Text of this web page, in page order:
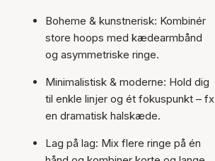
Boheme & kunstnerisk: Kombinér
store hoops med kædearmbånd
og asymmetriske ringe.
Minimalistisk & moderne: Hold dig
til enkle linjer og ét fokuspunkt – fx
en dramatisk halskæde.
Lag på lag: Mix flere ringe på én